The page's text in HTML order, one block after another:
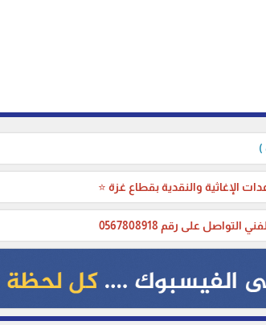
)
الإغاثية والنقدية بقطاع غزة ⭐
على رقم 0567808918